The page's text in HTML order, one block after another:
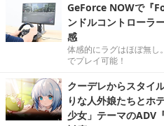
GeForce NOWで『
ンドルコントローラ
感
体感的にラグはほぼ無し
でプレイ可能！
クーデレからスタイ
りな人外娘たちとホ
少女」テーマのADV